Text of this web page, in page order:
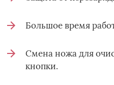
Большое время
Смена ножа для
кнопки.